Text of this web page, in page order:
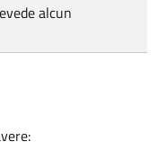
alcun